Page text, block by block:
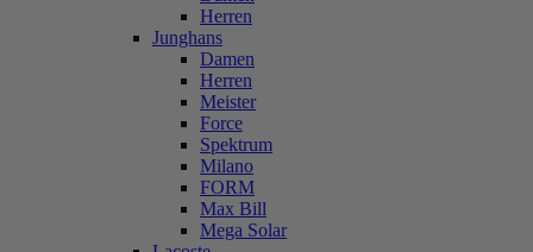
Herren
Junghans
Damen
Herren
Meister
Force
Spektrum
Milano
FORM
Max Bill
Mega Solar